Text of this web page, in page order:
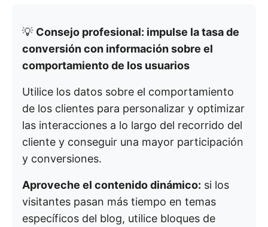
💡 Consejo profesional: impulse la tasa de
conversión con información sobre el
comportamiento de los usuarios
Utilice los datos sobre el comportamiento
de los clientes para personalizar y optimizar
las interacciones a lo largo del recorrido del
cliente y conseguir una mayor participación
y conversiones.
Aproveche el contenido dinámico: si los
visitantes pasan más tiempo en temas
específicos del blog, utilice bloques de